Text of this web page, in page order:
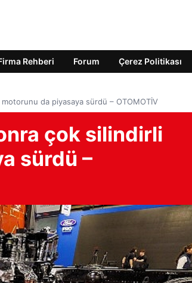
Rehberi Forum Çerez Politikası
da piyasaya sürdü – OTOMOTİV
çok silindirli
sürdü –